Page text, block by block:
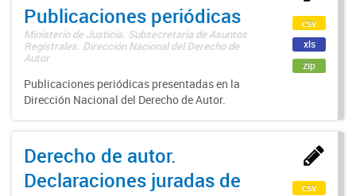
Publicaciones periódicas
Ministerio de Justicia. Subsecretaría de Asuntos
Registrales. Dirección Nacional del Derecho de
Autor
Publicaciones periódicas presentadas en la
Dirección Nacional del Derecho de Autor.
csv
xls
zip
Derecho de autor.
Declaraciones juradas de
csv